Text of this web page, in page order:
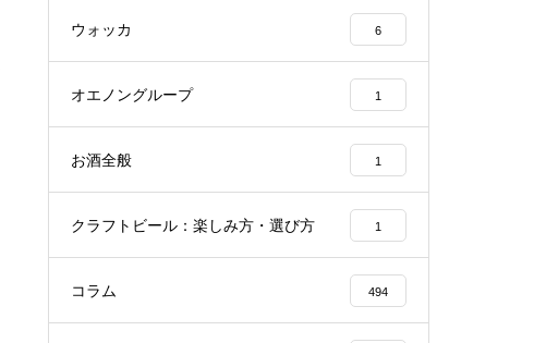
ウォッカ 6
オエノングループ 1
お酒全般 1
クラフトビール：楽しみ方・選び方 1
コラム 494